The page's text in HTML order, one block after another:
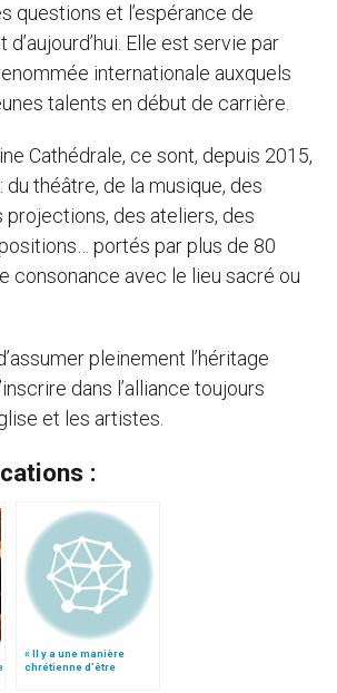
questions et l’espérance de
d’aujourd’hui. Elle est servie par
internationale auxquels
talents en début de carrière.
Cathédrale, ce sont, depuis 2015,
théâtre, de la musique, des
projections, des ateliers, des
portés par plus de 80
consonance avec le lieu sacré ou
pleinement l’héritage
dans l’alliance toujours
et les artistes.
:
« Il y a une manière
chrétienne d’être